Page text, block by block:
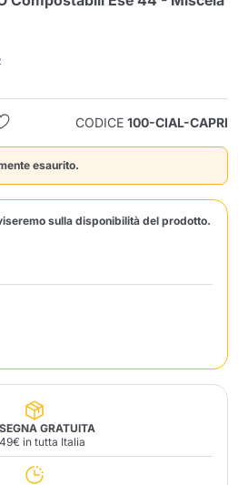
CODICE 100-CIAL-CAPRI
esaurito.
sulla disponibilità del prodotto.
GRATUITA
in tutta Italia
Invia